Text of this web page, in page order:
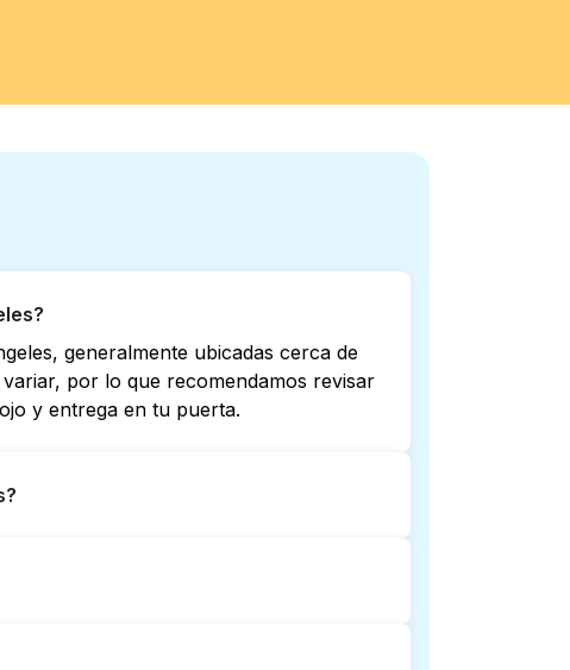
generalmente ubicadas cerca de
por lo que recomendamos revisar
y entrega en tu puerta.
más cercana. Como alternativa,